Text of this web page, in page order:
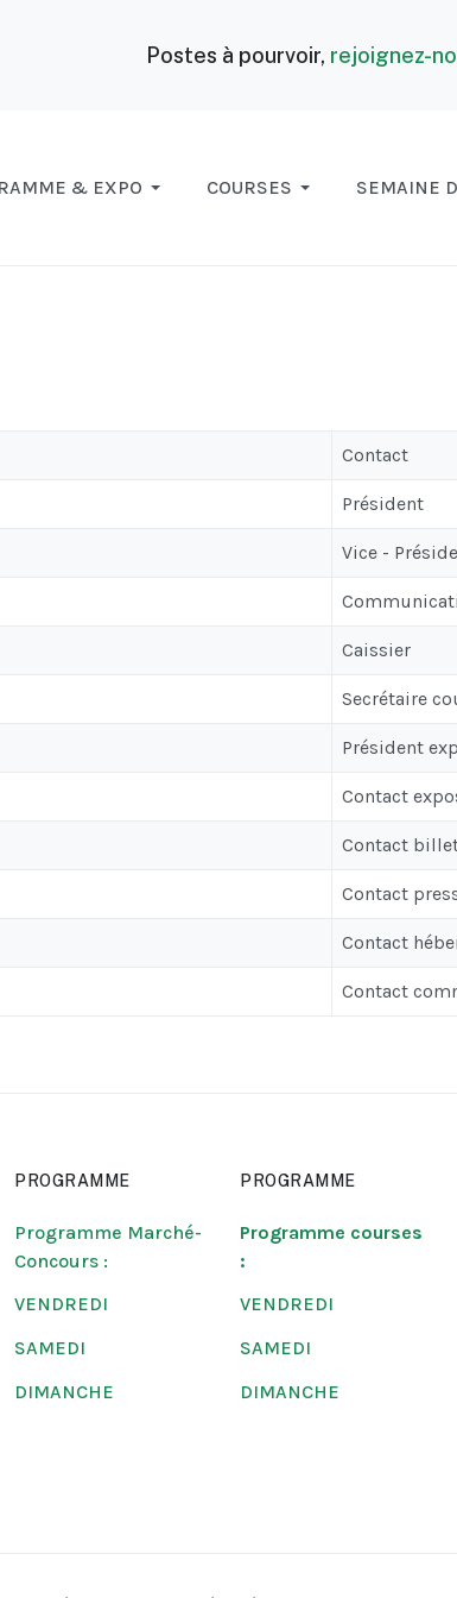
Postes à pourvoir, rejoignez-
& EXPO COURSES SEMAINE
Contact
Président
Vice -
Caissier
Secrétaire
Président
Contact
Contact
Contact
Contact
Contact
PROGRAMME
Programme Marché-
Concours :
VENDREDI
SAMEDI
DIMANCHE
PROGRAMME
Programme courses
:
VENDREDI
SAMEDI
DIMANCHE